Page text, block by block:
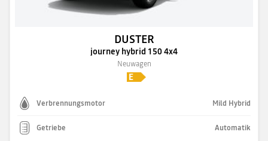
DUSTER
journey hybrid 150 4x4
Neuwagen
Verbrennungsmotor Mild Hybrid
Getriebe Automatik